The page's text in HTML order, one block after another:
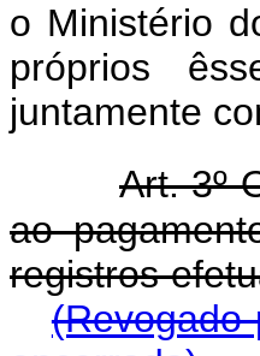
o Ministério
próprios
juntamente
Art. 3º
ao
registros
(Revogado